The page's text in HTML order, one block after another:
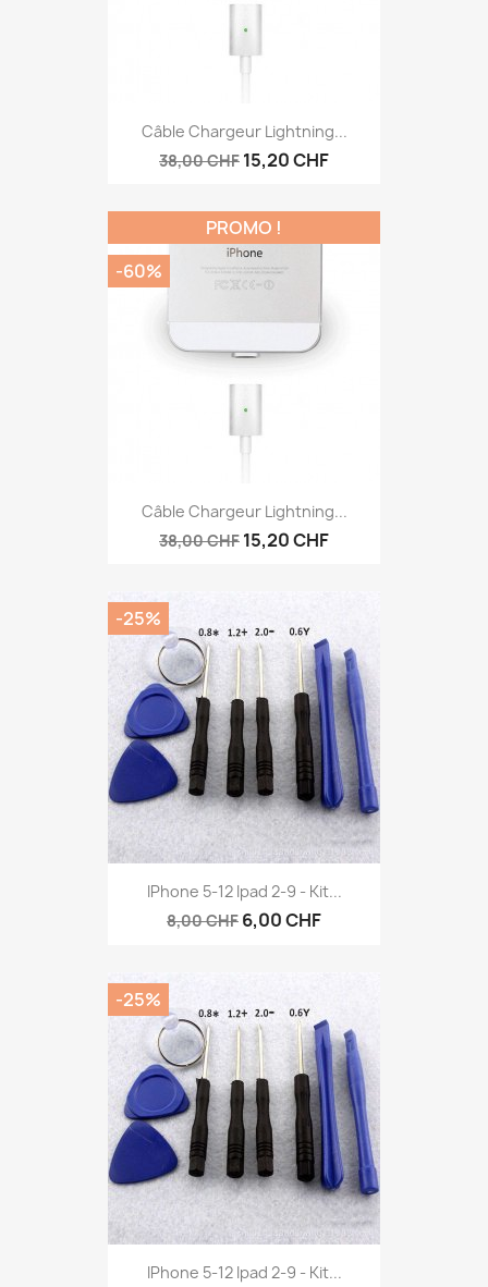
Câble Chargeur Lightning...
38,00 CHF 15,20 CHF
Câble Chargeur Lightning...
38,00 CHF 15,20 CHF
PROMO !
-60%
IPhone 5-12 Ipad 2-9 - Kit...
8,00 CHF 6,00 CHF
-25%
IPhone 5-12 Ipad 2-9 - Kit...
-25%